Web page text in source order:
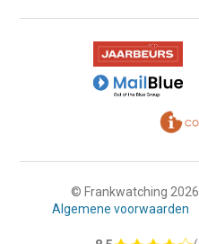
© Frankwatching
Algemene voorwaarden